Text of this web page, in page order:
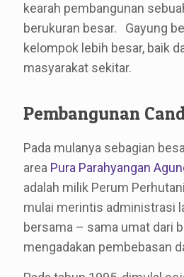
kearah pembangunan
berukuran besar. Gayung
kelompok lebih besar, baik
masyarakat sekitar.
Pembangunan
Pada mulanya sebagian
area Pura Parahyangan
adalah milik Perum
mulai merintis administrasi
bersama – sama umat dari
mengadakan pembebasan